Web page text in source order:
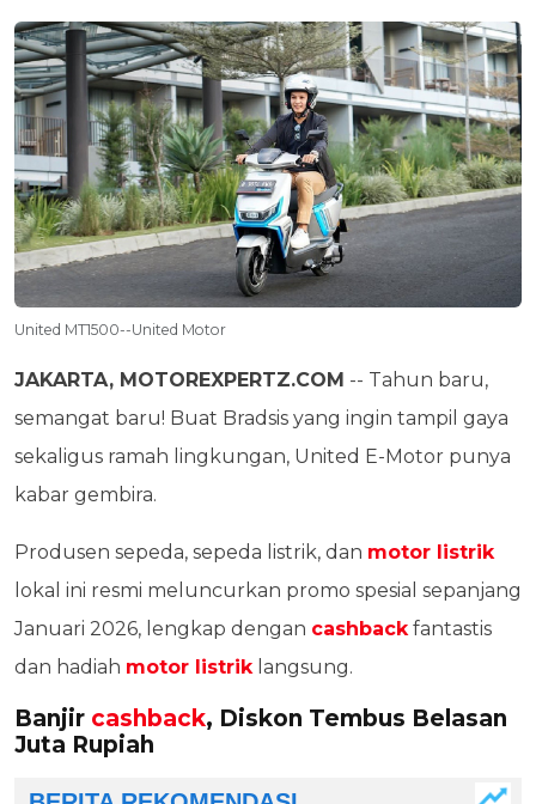
United MT1500--United Motor
JAKARTA, MOTOREXPERTZ.COM -- Tahun baru,
semangat baru! Buat Bradsis yang ingin tampil gaya
sekaligus ramah lingkungan, United E-Motor punya
kabar gembira.
Produsen sepeda, sepeda listrik, dan motor listrik
lokal ini resmi meluncurkan promo spesial sepanjang
Januari 2026, lengkap dengan cashback fantastis
dan hadiah motor listrik langsung.
Banjir cashback, Diskon Tembus Belasan
Juta Rupiah